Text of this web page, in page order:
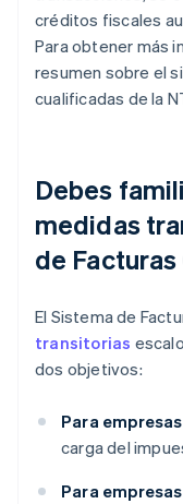
créditos fiscales
Para obtener más
resumen sobre el
cualificadas de la
Debes
medidas
de
El Sistema de
transitorias
dos objetivos:
Para
carga del
Para